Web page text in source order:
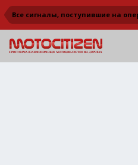
Все сигналы, поступившие на